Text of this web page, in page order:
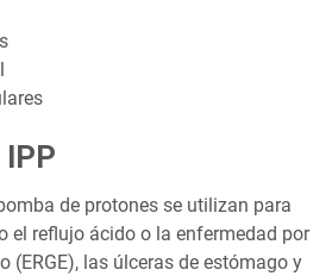
de protones se utilizan para
el reflujo ácido o la enfermedad por
(ERGE), las úlceras de estómago y